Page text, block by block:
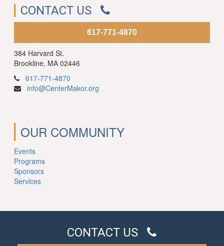
CONTACT US
617-771-4870
384 Harvard St.
Brookline, MA 02446
617-771-4870
info@CenterMakor.org
OUR COMMUNITY
Events
Programs
Sponsors
Services
CONTACT US